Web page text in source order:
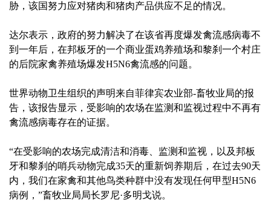
胁，该国努力应对猪肉和猪肉产品供应不足的情况。
达尔表示，政府的努力解决了在该省再度爆发禽流感病毒不
到一年后，在邦板牙的一个商业蛋鸡养殖场和黎刹一个村庄
的后院家禽养殖场爆发H5N6禽流感的问题。
世界动物卫生组织的声明来自菲律宾农业部-畜牧业局的报
告，该报告显示，受影响的农场在监测和监视过程中不再有
禽流感病毒存在的证据。
“在受影响的农场完成清洁和消毒、监测和监视，以及邦板
牙和黎刹的哨兵动物完成35天的重新饲养期后，在过去90天
内，我们在家禽和其他鸟类种群中没有发现任何甲型H5N6
病例，”畜牧业局局长罗尼·多明戈说。